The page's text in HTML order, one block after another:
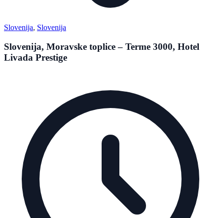
Slovenija, Slovenija
Slovenija, Moravske toplice – Terme 3000, Hotel
Livada Prestige